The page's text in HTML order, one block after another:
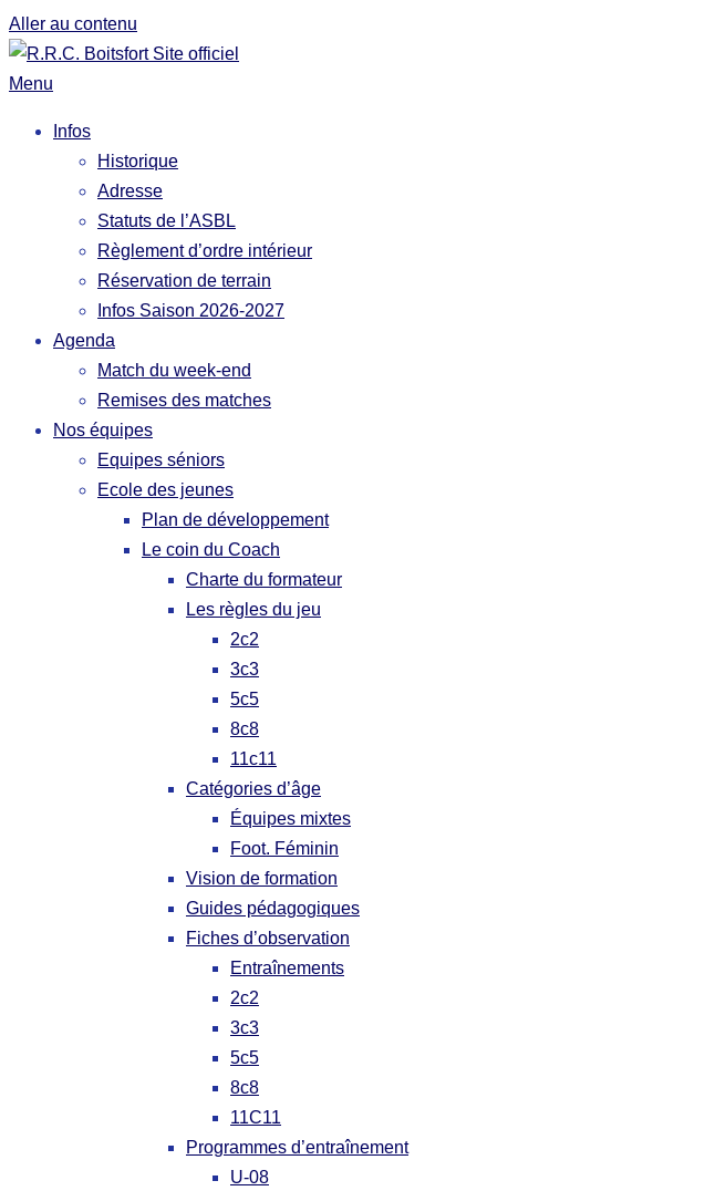
Aller au contenu
Menu
Infos
Historique
Adresse
Statuts de l’ASBL
Règlement d’ordre intérieur
Réservation de terrain
Infos Saison 2026-2027
Agenda
Match du week-end
Remises des matches
Nos équipes
Equipes séniors
Ecole des jeunes
Plan de développement
Le coin du Coach
Charte du formateur
Les règles du jeu
2c2
3c3
5c5
8c8
11c11
Catégories d’âge
Équipes mixtes
Foot. Féminin
Vision de formation
Guides pédagogiques
Fiches d’observation
Entraînements
2c2
3c3
5c5
8c8
11C11
Programmes d’entraînement
U-08